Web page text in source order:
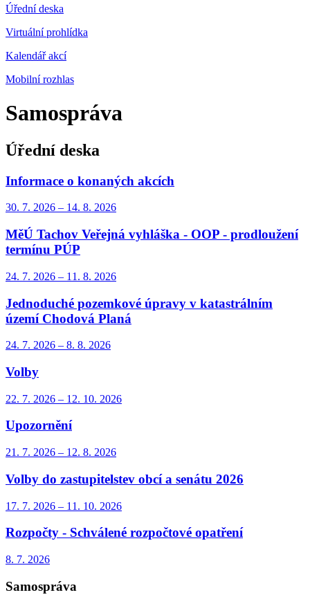
Úřední deska
Virtuální prohlídka
Kalendář akcí
Mobilní rozhlas
Samospráva
Úřední deska
Informace o konaných akcích
30. 7. 2026 – 14. 8. 2026
MěÚ Tachov Veřejná vyhláška - OOP - prodloužení
termínu PÚP
24. 7. 2026 – 11. 8. 2026
Jednoduché pozemkové úpravy v katastrálním
území Chodová Planá
24. 7. 2026 – 8. 8. 2026
Volby
22. 7. 2026 – 12. 10. 2026
Upozornění
21. 7. 2026 – 12. 8. 2026
Volby do zastupitelstev obcí a senátu 2026
17. 7. 2026 – 11. 10. 2026
Rozpočty - Schválené rozpočtové opatření
8. 7. 2026
Samospráva